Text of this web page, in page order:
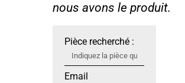
nous avons le produit.
Pièce recherché :
Email